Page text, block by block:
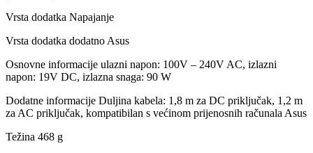
Vrsta dodatka Napajanje
Vrsta dodatka dodatno Asus
Osnovne informacije ulazni napon: 100V – 240V AC, izlazni
napon: 19V DC, izlazna snaga: 90 W
Dodatne informacije Duljina kabela: 1,8 m za DC priključak, 1,2 m
za AC priključak, kompatibilan s većinom prijenosnih računala Asus
Težina 468 g